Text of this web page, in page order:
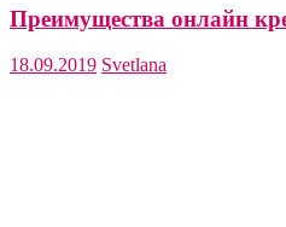
Преимущества онлайн
18.09.2019 Svetlana